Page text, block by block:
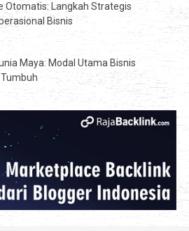
Otomatis: Langkah Strategis
Bisnis
Maya: Modal Utama Bisnis